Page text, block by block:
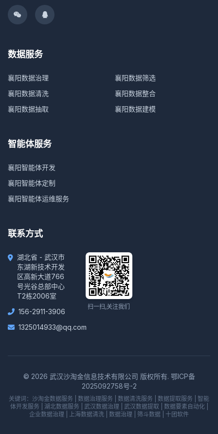
数据服务
襄阳数据治理
襄阳数据筛选
襄阳数据清洗
襄阳数据整合
襄阳数据抽取
襄阳数据建模
智能体服务
襄阳智能体开发
襄阳智能体定制
襄阳智能体运维服务
联系方式
湖北省 - 武汉市
东湖新技术开发
区高新大道766
号光谷总部中心
T2栋2006室
156-2911-3906
1325014933@qq.com
扫一扫,关注我们
© 2026 武汉沙淘金信息技术有限公司 版权所有. 鄂ICP备
2025092758号-2
关键词： 沙淘金数据服务 数据治理服务 数据清洗服务 数据提取服务
智能
体开发服务
湖北数据服务 武汉数据治理 武汉数据提取 数据要素自动化|
企业数据治理
上海数据清洗 数据治理 筛斗数据 十团软件